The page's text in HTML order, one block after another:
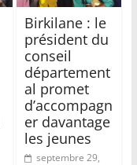
Birkilane : le
président du
conseil
département
al promet
d’accompagn
er davantage
les jeunes
septembre 29,